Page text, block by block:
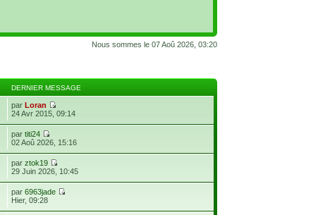
Nous sommes le 07 Aoû 2026, 03:20
DERNIER MESSAGE
parLoran
24 Avr 2015, 09:14
partiti24
02 Aoû 2026, 15:16
parztok19
29 Juin 2026, 10:45
par6963jade
Hier, 09:28